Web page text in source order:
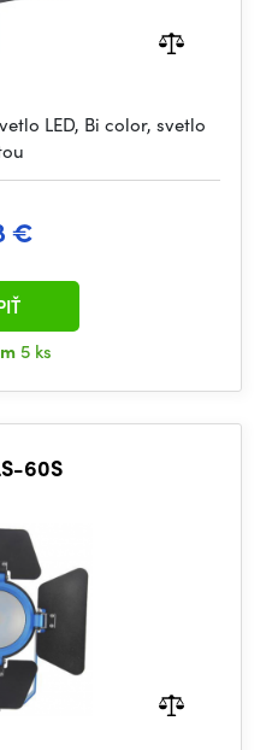
LED, Bi color, svetlo
€
5 ks
60S